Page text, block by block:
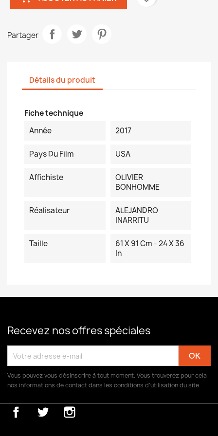
Partager
Détails du produit
Fiche technique
Année
2017
Pays Du Film USA
Affichiste
OLIVIER
BONHOMME
Réalisateur
ALEJANDRO
INARRITU
Taille
61 X 91 Cm - 24 X 36
In
Recevez nos offres spéciales
Vous pouvez vous désinscrire à tout moment. Vous trouverez pour cela
nos informations de contact dans les conditions d'utilisation du site.
FacebookTwitter